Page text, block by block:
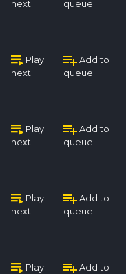
next
queue
Play
next
Add to
queue
Play
next
Add to
queue
Play
next
Add to
queue
Play
Add to